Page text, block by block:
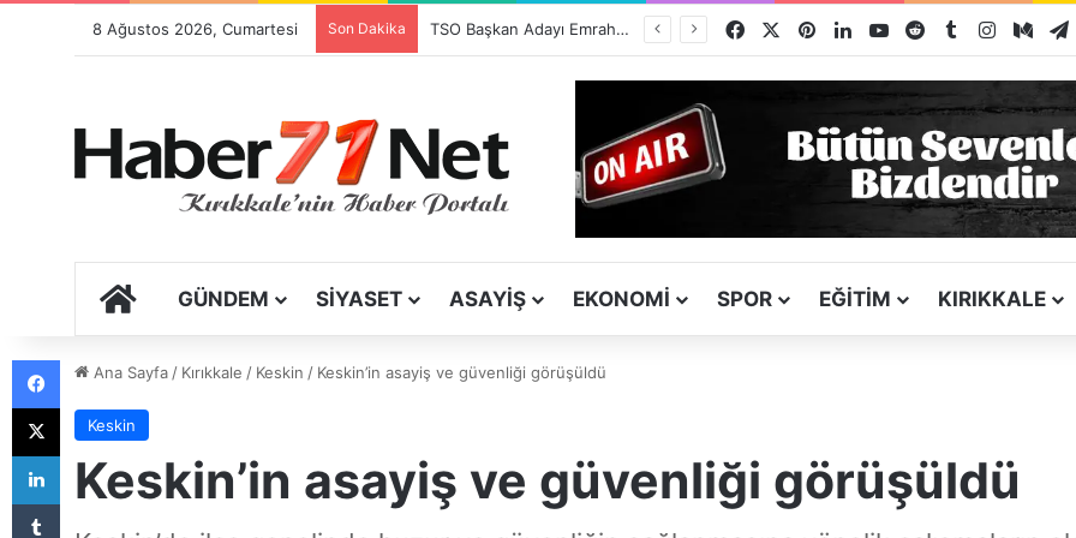
8 Ağustos 2026, Cumartesi Son Dakika Festival Sancısı Facebook PinterestLinkedInYouTubeRedditTumblrInstagram
ANA SAYFA
GÜNDEM SIYASET ASAYIŞ EKONOMI SPOR EĞITIM KIRIKKALE
Ana Sayfa/ Kırıkkale / Keskin / Keskin’in asayiş ve güvenliği görüşüldü
Keskin
Keskin’in asayiş ve güvenliği görüşüldü
Tumblr